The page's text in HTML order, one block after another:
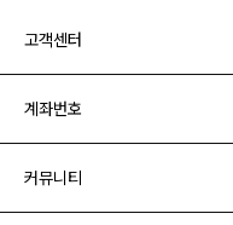
고객센터
계좌번호
커뮤니티